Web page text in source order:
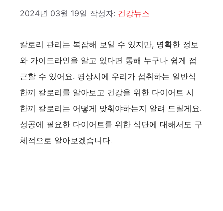
2024년 03월 19일 작성자: 건강뉴스
칼로리 관리는 복잡해 보일 수 있지만, 명확한 정보
와 가이드라인을 알고 있다면 통해 누구나 쉽게 접
근할 수 있어요. 평상시에 우리가 섭취하는 일반식
한끼 칼로리를 알아보고 건강을 위한 다이어트 시
한끼 칼로리는 어떻게 맞춰야하는지 알려 드릴게요.
성공에 필요한 다이어트를 위한 식단에 대해서도 구
체적으로 알아보겠습니다.